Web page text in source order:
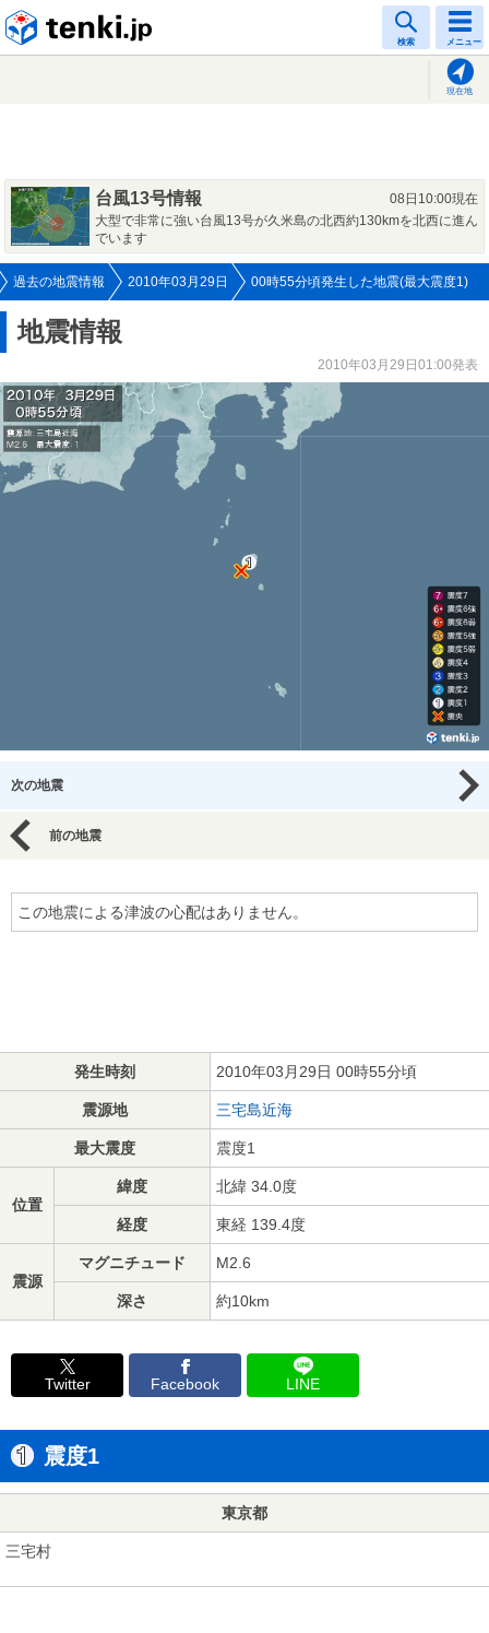
検索 メニュー
現在地
台風13号情報
08日10:00現在
大型で非常に強い台風13号が久米島の北西約130kmを北西に進ん
でいます
過去の地震情報 2010年03月29日 00時55分頃発生した地震(最大震度1)
地震情報
2010年03月29日01:00発表
次の地震
前の地震
この地震による津波の心配はありません。
発生時刻 2010年03月29日 00時55分頃
震源地 三宅島近海
最大震度 震度1
位置
緯度 北緯 34.0度
経度 東経 139.4度
震源
マグニチュード M2.6
深さ 約10km
Twitter Facebook LINE
震度1
東京都
三宅村